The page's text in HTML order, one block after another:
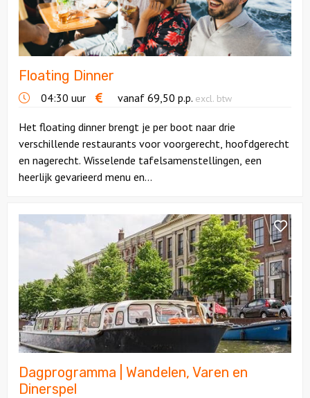
Floating Dinner
04:30 uur vanaf 69,50 p.p. excl. btw
Het floating dinner brengt je per boot naar drie
verschillende restaurants voor voorgerecht, hoofdgerecht
en nagerecht. Wisselende tafelsamenstellingen, een
heerlijk gevarieerd menu en...
Bekijk
Dagprogramma
Varen
Dinerspel
Dagprogramma | Wandelen, Varen en
Dinerspel